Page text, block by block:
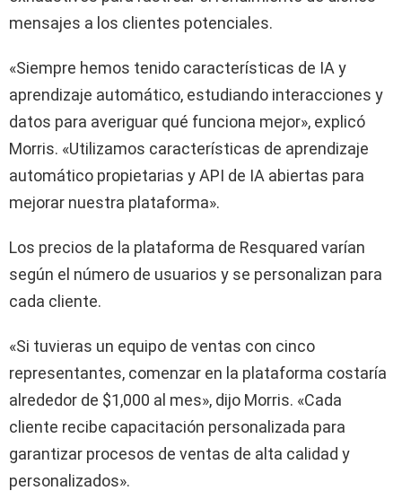
mensajes a los clientes potenciales.
«Siempre hemos tenido características de IA y
aprendizaje automático, estudiando interacciones y
datos para averiguar qué funciona mejor», explicó
Morris. «Utilizamos características de aprendizaje
automático propietarias y API de IA abiertas para
mejorar nuestra plataforma».
Los precios de la plataforma de Resquared varían
según el número de usuarios y se personalizan para
cada cliente.
«Si tuvieras un equipo de ventas con cinco
representantes, comenzar en la plataforma costaría
alrededor de $1,000 al mes», dijo Morris. «Cada
cliente recibe capacitación personalizada para
garantizar procesos de ventas de alta calidad y
personalizados».